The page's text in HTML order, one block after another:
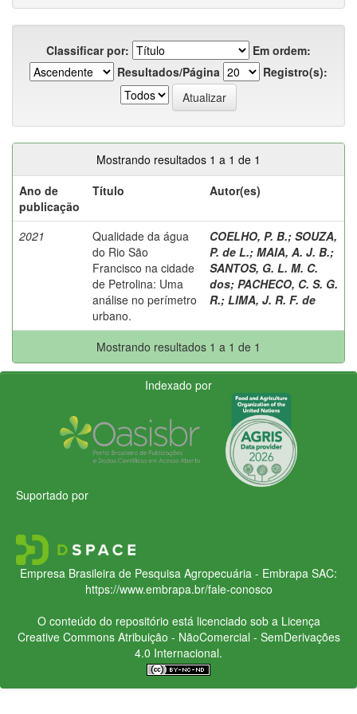
Classificar por:
Em ordem:
Resultados/Página
Registro(s):
Mostrando resultados 1 a 1 de 1
Ano de
publicação
Título Autor(es)
2021
Qualidade da água
do Rio São
Francisco na cidade
de Petrolina: Uma
análise no perímetro
urbano.
COELHO, P. B.; SOUZA,
P. de L.; MAIA, A. J. B.;
SANTOS, G. L. M. C.
dos; PACHECO, C. S. G.
R.; LIMA, J. R. F. de
Mostrando resultados 1 a 1 de 1
Indexado por
Suportado por
Empresa Brasileira de Pesquisa Agropecuária - Embrapa SAC:
https://www.embrapa.br/fale-conosco
O conteúdo do repositório está licenciado sob a Licença
Creative CommonsAtribuição - NãoComercial - SemDerivações
4.0 Internacional.